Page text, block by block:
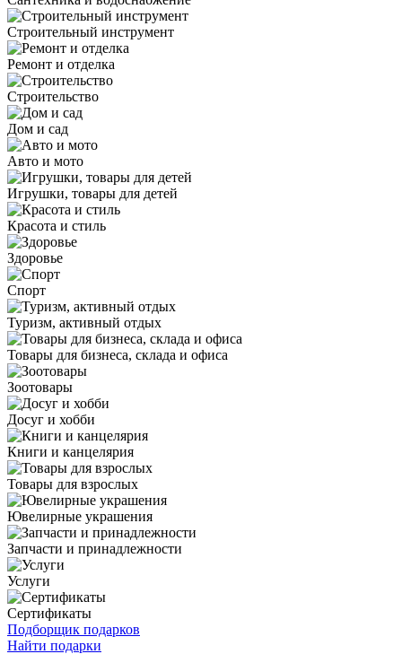
Строительный инструмент
Ремонт и отделка
Строительство
Дом и сад
Авто и мото
Игрушки, товары для детей
Красота и стиль
Здоровье
Спорт
Туризм, активный отдых
Товары для бизнеса, склада и офиса
Зоотовары
Досуг и хобби
Книги и канцелярия
Товары для взрослых
Ювелирные украшения
Запчасти и принадлежности
Услуги
Сертификаты
Подборщик подарков
Найти подарки